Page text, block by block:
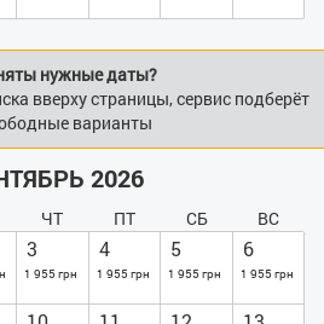
нужные даты?
вверху страницы, сервис подберёт
варианты
2026
ЧТ ПТ СБ ВС
3
1 955 грн
4
1 955 грн
5
1 955 грн
6
1 955 грн